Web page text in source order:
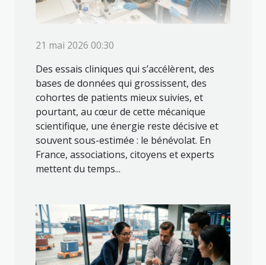
21 mai 2026 00:30
Des essais cliniques qui s’accélèrent, des
bases de données qui grossissent, des
cohortes de patients mieux suivies, et
pourtant, au cœur de cette mécanique
scientifique, une énergie reste décisive et
souvent sous-estimée : le bénévolat. En
France, associations, citoyens et experts
mettent du temps...